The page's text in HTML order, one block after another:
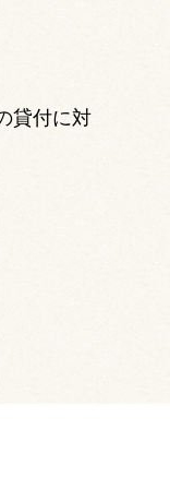
貸付に対